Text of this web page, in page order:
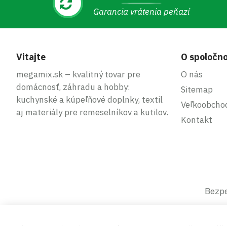
Garancia vrátenia peňazí
Vitajte
megamix.sk – kvalitný tovar pre
domácnosť, záhradu a hobby:
kuchynské a kúpeľňové doplnky, textil
aj materiály pre remeselníkov a kutilov.
O
O nás
Sitemap
Kontakt